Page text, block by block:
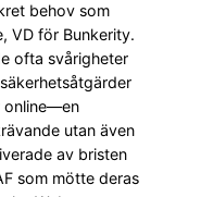
behov som
VD för Bunkerity.
ofta svårigheter
online—en
utan även
av bristen
som mötte deras